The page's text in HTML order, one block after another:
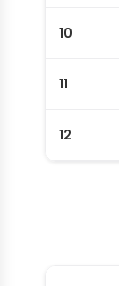
10
11
12